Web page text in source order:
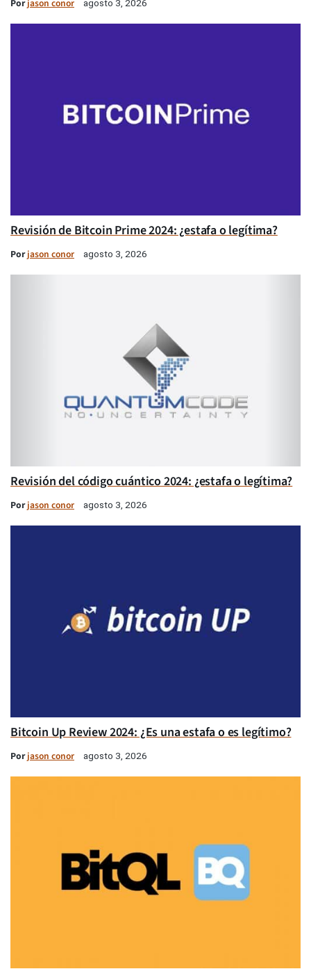
Porjason conor agosto 3, 2026
Revisión de Bitcoin Prime 2024: ¿estafa o legítima?
Porjason conor agosto 3, 2026
Revisión del código cuántico 2024: ¿estafa o legítima?
Porjason conor agosto 3, 2026
Bitcoin Up Review 2024: ¿Es una estafa o es legítimo?
Porjason conor agosto 3, 2026